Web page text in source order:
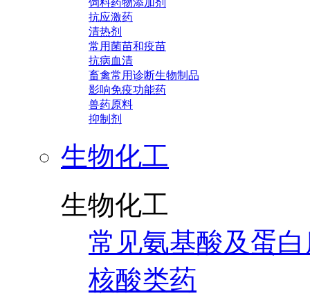
饲料药物添加剂
抗应激药
清热剂
常用菌苗和疫苗
抗病血清
畜禽常用诊断生物制品
影响免疫功能药
兽药原料
抑制剂
生物化工
生物化工
常见氨基酸及蛋
核酸类药